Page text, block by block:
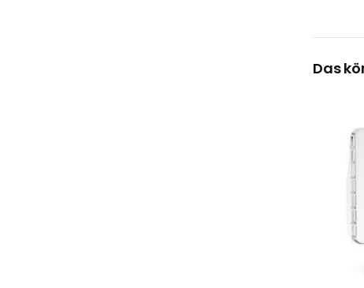
Das